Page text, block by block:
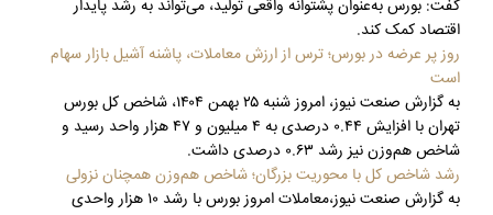
گفت: بورس به‌عنوان پشتوانه واقعی تولید، می‌تواند به رشد پایدار
اقتصاد کمک کند.
روز پر عرضه در بورس؛ ترس از ارزش معاملات، پاشنه آشیل بازار سهام
است
به گزارش صنعت نیوز، امروز شنبه ۲۵ بهمن ۱۴۰۴، شاخص کل بورس
تهران با افزایش ۰.۴۴ درصدی به ۴ میلیون و ۴۷ هزار واحد رسید و
شاخص هم‌وزن نیز رشد ۰.۶۳ درصدی داشت.
رشد شاخص کل با محوریت بزرگان؛ شاخص هم‌وزن همچنان نزولی
به گزارش صنعت نیوز،معاملات امروز بورس با رشد ۱۰ هزار واحدی